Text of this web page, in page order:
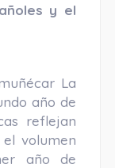
y el
La
año de
reflejan
volumen
año de